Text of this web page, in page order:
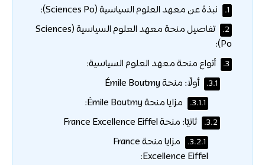
1. نبذة عن معهد العلوم السياسية (Sciences Po):
2.
تفاصيل منحة معهد العلوم السياسية (Sciences
Po):
3. أنواع منحة معهد العلوم السياسية:
3.1. أولًا: منحة Émile Boutmy
3.1.1. مزايا منحة Émile Boutmy:
3.2. ثانيًا: منحة France Excellence Eiffel
3.2.1.
مزايا منحة France
Excellence Eiffel: